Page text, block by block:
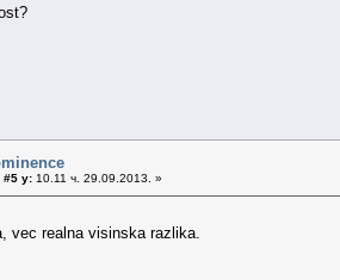
#5 у: 10.11 ч. 29.09.2013. »
vec realna visinska razlika.